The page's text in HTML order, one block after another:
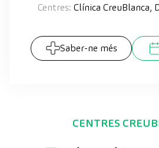
Centres: Clínica CreuBlanca,
Saber-ne més
CENTRES